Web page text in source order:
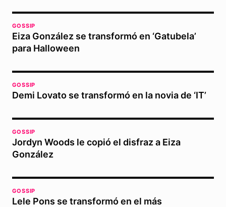
GOSSIP
Eiza González se transformó en ‘Gatubela’
para Halloween
GOSSIP
Demi Lovato se transformó en la novia de ‘IT’
GOSSIP
Jordyn Woods le copió el disfraz a Eiza
González
GOSSIP
Lele Pons se transformó en el más